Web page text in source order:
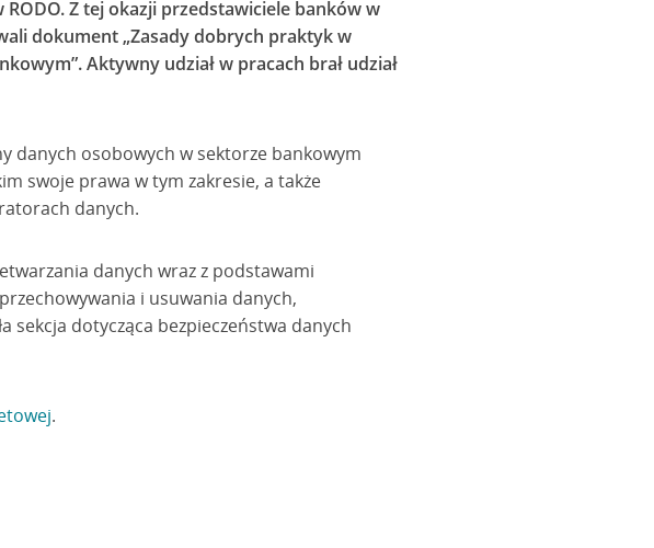
Z tej okazji przedstawiciele banków w
dokument „Zasady dobrych praktyk w
Aktywny udział w pracach brał udział
danych osobowych w sektorze bankowym
swoje prawa w tym zakresie, a także
danych.
danych wraz z podstawami
i usuwania danych,
sekcja dotycząca bezpieczeństwa danych
.